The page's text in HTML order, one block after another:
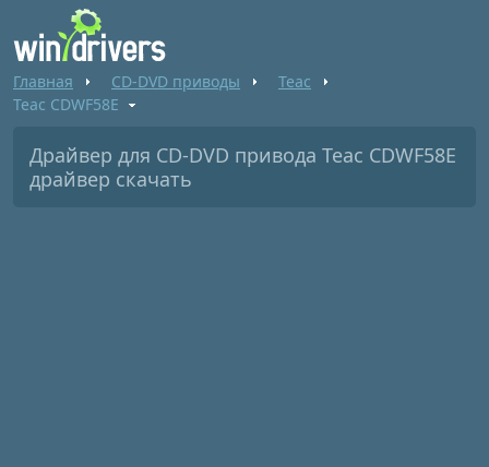
Главная CD-DVD приводы
Teac
Teac CDWF58E
Драйвер для CD-DVD привода Teac CDWF58E
драйвер скачать